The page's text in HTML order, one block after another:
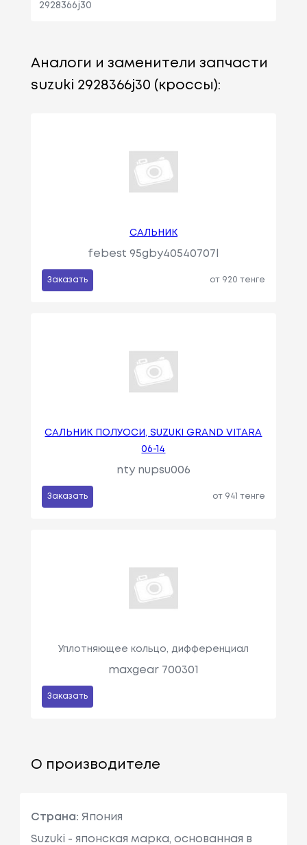
2928366j30
Аналоги и заменители запчасти
suzuki 2928366j30 (кроссы):
САЛЬНИК
febest 95gby40540707l
Заказать от 920 тенге
САЛЬНИК ПОЛУОСИ, SUZUKI GRAND VITARA
06-14
nty nupsu006
Заказать от 941 тенге
Уплотняющее кольцо, дифференциал
maxgear 700301
Заказать
О производителе
Страна: Япония
Suzuki - японская марка, основанная в